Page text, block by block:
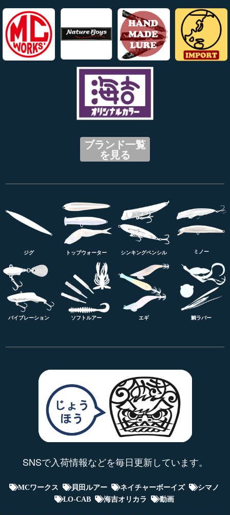
ブランド一覧
を見る
ジグ トップウォーター シンキングペンシル ミノー
バイブレーション ソフトルアー エギ 鯛ラバー
SNSで入荷情報などを毎日更新しています。
MCワークス 貝田ルアー ネイチャーボーイズ
シマノ
LO-CAB
海吉オリカラ 動画